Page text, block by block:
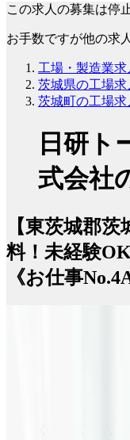
この求人の募集は停
お手数ですが他の求
工場・製造業求
茨城県の工場求
茨城町の工場求
日研ト
式会社
【東茨城郡
料！未経験
《お仕事